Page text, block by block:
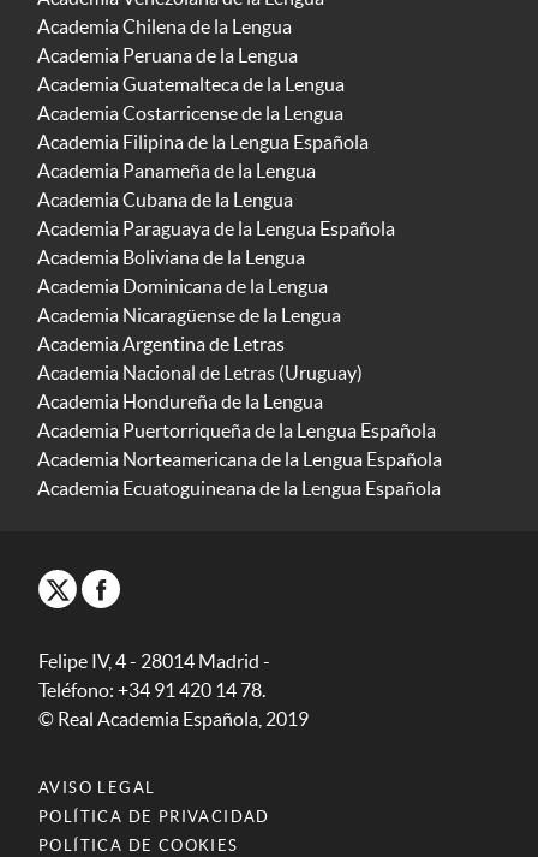
Academia Chilena de la Lengua
Academia Peruana de la Lengua
Academia Guatemalteca de la Lengua
Academia Costarricense de la Lengua
Academia Filipina de la Lengua Española
Academia Panameña de la Lengua
Academia Cubana de la Lengua
Academia Paraguaya de la Lengua Española
Academia Boliviana de la Lengua
Academia Dominicana de la Lengua
Academia Nicaragüense de la Lengua
Academia Argentina de Letras
Academia Nacional de Letras (Uruguay)
Academia Hondureña de la Lengua
Academia Puertorriqueña de la Lengua Española
Academia Norteamericana de la Lengua Española
Academia Ecuatoguineana de la Lengua Española
Felipe IV, 4 - 28014 Madrid -
Teléfono: +34 91 420 14 78.
© Real Academia Española, 2019
AVISO LEGAL
POLÍTICA DE PRIVACIDAD
POLÍTICA DE COOKIES